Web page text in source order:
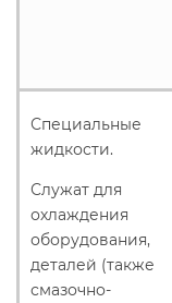
Специальные
жидкости.
Служат для
охлаждения
оборудования,
деталей (также
смазочно-